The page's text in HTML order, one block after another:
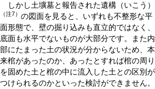
しかし土壙墓と報告された遺構（いこう）
（注7） の図面を見ると、いずれも不整形な平
面形態で、壁の掘り込みも直立的ではなく、
底面も水平でないものが大部分です。また内
部にたまった土の状況が分からないため、本
来棺があったのか、あったとすれば棺の周り
を固めた土と棺の中に流入した土との区別が
つけられるのかといった検討ができません。